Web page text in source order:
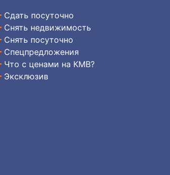
Сдать посуточно
Снять недвижимость
Снять посуточно
Спецпредложения
Что с ценами на КМВ?
Эксклюзив